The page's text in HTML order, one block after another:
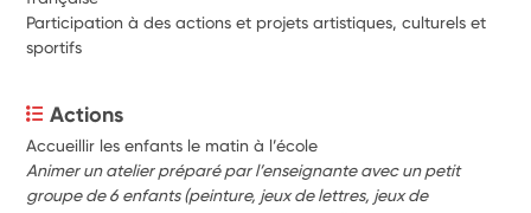
Participation à des actions et projets artistiques, culturels et
sportifs
Actions
Accueillir les enfants le matin à l’école
Animer un atelier préparé par l’enseignante avec un petit
groupe de 6 enfants (peinture, jeux de lettres, jeux de